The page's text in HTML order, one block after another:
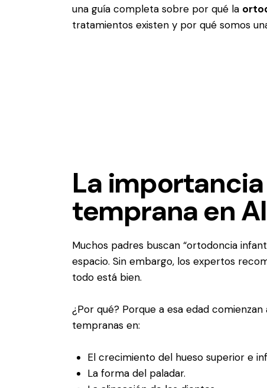
una guía completa sobre por qué la
tratamientos existen y por qué somos
La
temprana en
Muchos padres buscan “ortodoncia
espacio. Sin embargo, los expertos
todo está bien.
¿Por qué? Porque a esa edad
tempranas en:
El crecimiento del hueso superior e
La forma del paladar.